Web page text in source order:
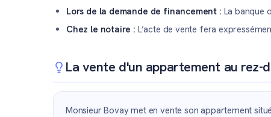
Lors de la demande de financement : La banque
Chez le notaire : L’acte de vente fera
La vente d'un appartement au rez-
Monsieur Bovay met en vente son appartement